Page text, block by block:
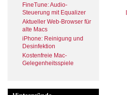
FineTune: Audio-
Steuerung mit Equalizer
Aktueller Web-Browser für
alte Macs
iPhone: Reinigung und
Desinfektion
Kostenfreie Mac-
Gelegenheitsspiele